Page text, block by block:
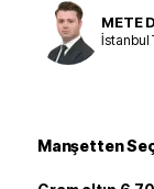
METE
İstanbul
Manşetten